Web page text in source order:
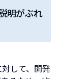
明がぶれ
して、開発